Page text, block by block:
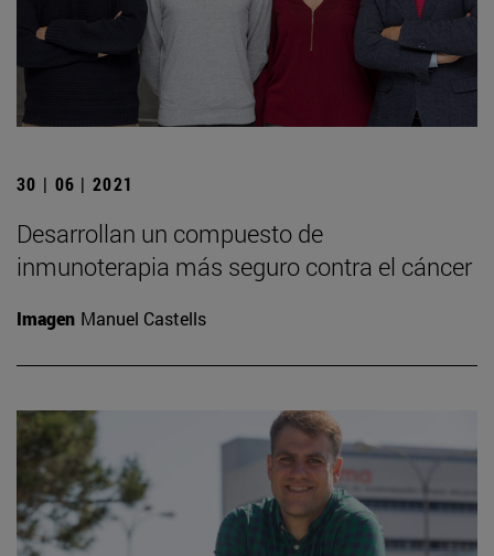
30 | 06 | 2021
Desarrollan un compuesto de
inmunoterapia más seguro contra el cáncer
Imagen Manuel Castells